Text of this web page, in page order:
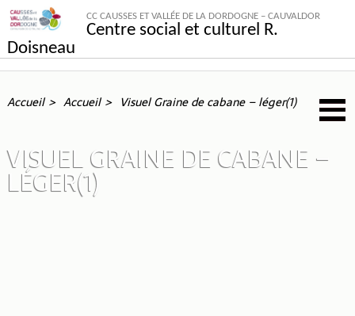
CC CAUSSES ET VALLÉE DE LA DORDOGNE – CAUVALDOR
Centre social et culturel R.
Doisneau
Accueil Accueil Visuel Graine de cabane – léger(1)
VISUEL GRAINE DE CABANE –
LÉGER(1)